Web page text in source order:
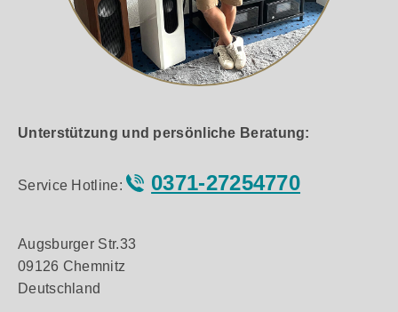
Unterstützung und persönliche Beratung:
Service Hotline: 0371-27254770
Augsburger Str.33
09126 Chemnitz
Deutschland